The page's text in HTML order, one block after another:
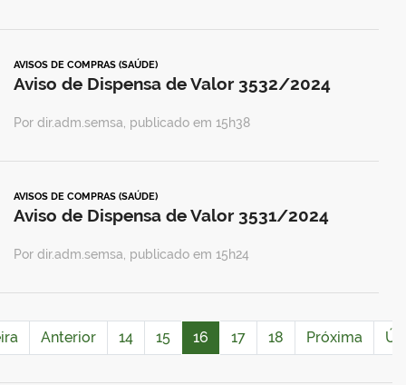
AVISOS DE COMPRAS (SAÚDE)
Aviso de Dispensa de Valor 3532/2024
Por dir.adm.semsa, publicado em 15h38
AVISOS DE COMPRAS (SAÚDE)
Aviso de Dispensa de Valor 3531/2024
Por dir.adm.semsa, publicado em 15h24
Anterior 14 15 16 17 18 Próxima